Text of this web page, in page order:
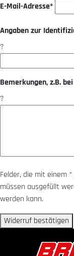
E-Mail-Adresse*
Angaben zur
?
Bemerkungen, z.B.
?
Felder, die mit einem
müssen ausgefüllt
werden kann.
Widerruf bestätigen